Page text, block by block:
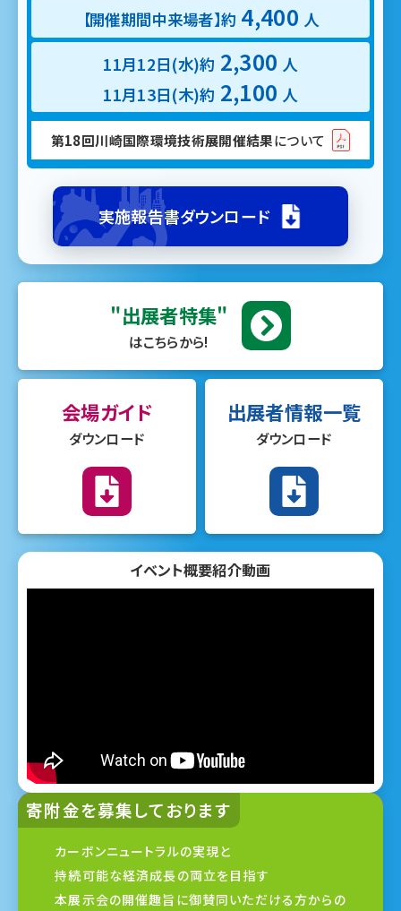
【開催期間中来場者】約 4,400 人
11月12日(水)約 2,300 人
11月13日(木)約 2,100 人
第18回川崎国際環境技術展開催結果について
実施報告書ダウンロード
会場ガイド
ダウンロード
出展者情報一覧
ダウンロード
"出展者特集"
はこちらから!
イベント概要紹介動画
寄附金を募集しております
カーボンニュートラルの実現と
持続可能な経済成長の両立を目指す
本展示会の開催趣旨に御賛同いただける方からの